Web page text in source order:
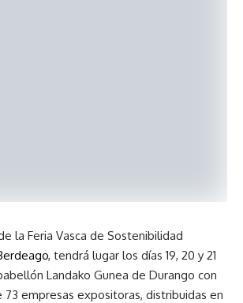
la Feria Vasca de Sostenibilidad
, tendrá lugar los días 19, 20 y 21
Landako Gunea de Durango con
73 empresas expositoras, distribuidas en